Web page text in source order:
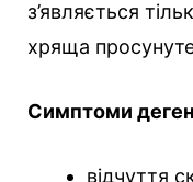
з’являється
хряща
Симптоми
відчуття